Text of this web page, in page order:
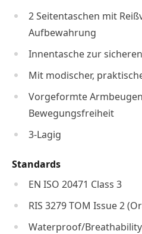
2 Seitentaschen mit
Aufbewahrung
Innentasche zur
Mit modischer,
Vorgeformte
Bewegungsfreiheit
3-Lagig
Standards
EN ISO 20471 Class 3
RIS 3279 TOM Issue 2
Waterproof/Breathability